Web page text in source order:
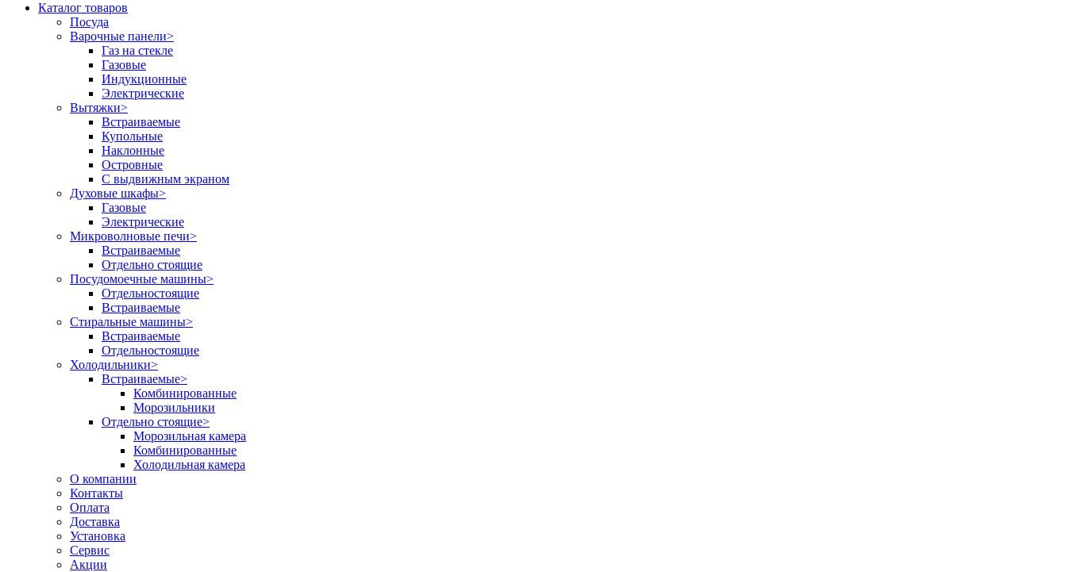
Каталог товаров
Посуда
Варочные панели>
Газ на стекле
Газовые
Индукционные
Электрические
Вытяжки>
Встраиваемые
Купольные
Наклонные
Островные
С выдвижным экраном
Духовые шкафы>
Газовые
Электрические
Микроволновые печи>
Встраиваемые
Отдельно стоящие
Посудомоечные машины>
Отдельностоящие
Встраиваемые
Стиральные машины>
Встраиваемые
Отдельностоящие
Холодильники>
Встраиваемые>
Комбинированные
Морозильники
Отдельно стоящие>
Морозильная камера
Комбинированные
Холодильная камера
О компании
Контакты
Оплата
Доставка
Установка
Сервис
Акции